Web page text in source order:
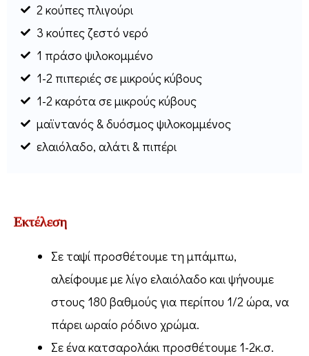
2 κούπες πλιγούρι
3 κούπες ζεστό νερό
1 πράσο ψιλοκομμένο
1-2 πιπεριές σε μικρούς κύβους
1-2 καρότα σε μικρούς κύβους
μαϊντανός & δυόσμος ψιλοκομμένος
ελαιόλαδο, αλάτι & πιπέρι
Εκτέλεση
Σε ταψί προσθέτουμε τη μπάμπω,
αλείφουμε με λίγο ελαιόλαδο και ψήνουμε
στους 180 βαθμούς για περίπου 1/2 ώρα, να
πάρει ωραίο ρόδινο χρώμα.
Σε ένα κατσαρολάκι προσθέτουμε 1-2κ.σ.